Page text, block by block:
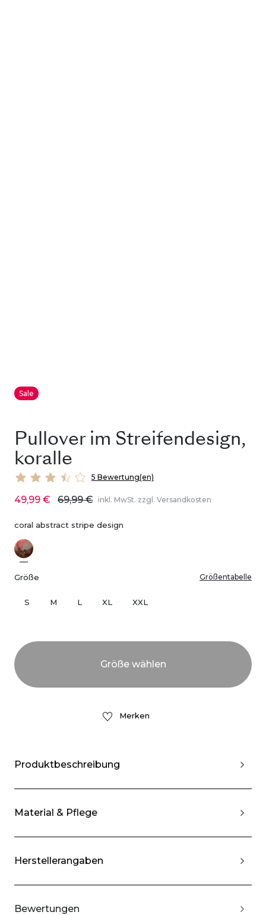
Sale
Pullover im Streifendesign,
koralle
5 Bewertung(en)
49,99 € 69,99 € inkl. MwSt. zzgl. Versandkosten
coral abstract stripe design
Größe Größentabelle
S M L XL XXL
Merken
Produktbeschreibung
Material & Pflege
Herstellerangaben
Bewertungen